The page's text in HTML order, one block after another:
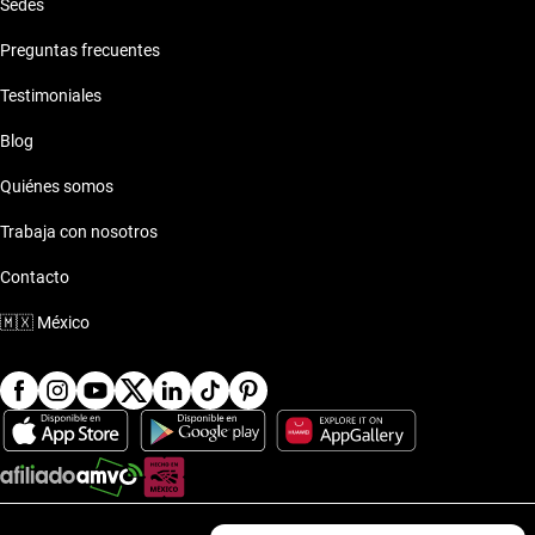
Sedes
Preguntas frecuentes
Testimoniales
Blog
Quiénes somos
Trabaja con nosotros
Contacto
🇲🇽 México